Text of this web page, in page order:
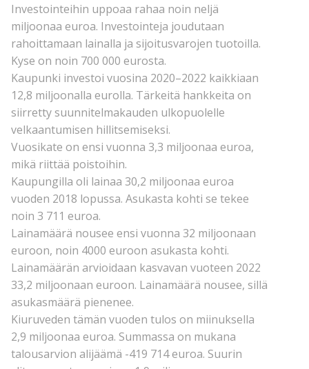
Investointeihin uppoaa rahaa noin neljä
miljoonaa euroa. Investointeja joudutaan
rahoittamaan lainalla ja sijoitusvarojen tuotoilla.
Kyse on noin 700 000 eurosta.
Kaupunki investoi vuosina 2020–2022 kaikkiaan
12,8 miljoonalla eurolla. Tärkeitä hankkeita on
siirretty suunnitelmakauden ulkopuolelle
velkaantumisen hillitsemiseksi.
Vuosikate on ensi vuonna 3,3 miljoonaa euroa,
mikä riittää poistoihin.
Kaupungilla oli lainaa 30,2 miljoonaa euroa
vuoden 2018 lopussa. Asukasta kohti se tekee
noin 3 711 euroa.
Lainamäärä nousee ensi vuonna 32 miljoonaan
euroon, noin 4000 euroon asukasta kohti.
Lainamäärän arvioidaan kasvavan vuoteen 2022
33,2 miljoonaan euroon. Lainamäärä nousee, sillä
asukasmäärä pienenee.
Kiuruveden tämän vuoden tulos on miinuksella
2,9 miljoonaa euroa. Summassa on mukana
talousarvion alijäämä -419 714 euroa. Suurin